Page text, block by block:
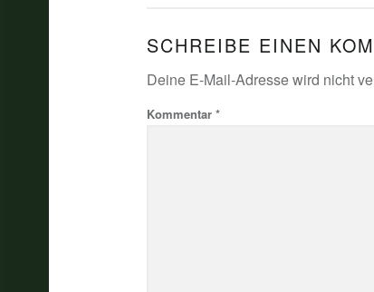
SCHREIBE EINEN
Deine E-Mail-Adresse wird nicht
Kommentar *